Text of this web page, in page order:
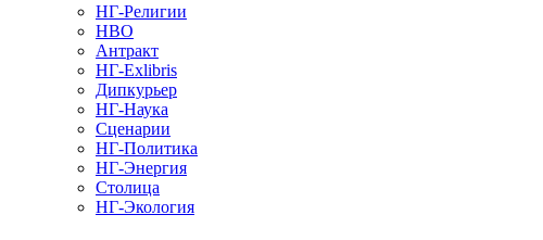
НГ-Религии
НВО
Антракт
НГ-Exlibris
Дипкурьер
НГ-Наука
Сценарии
НГ-Политика
НГ-Энергия
Столица
НГ-Экология